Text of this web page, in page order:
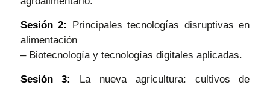
Sesión 2: Principales tecnologías disruptivas en
alimentación
– Biotecnología y tecnologías digitales aplicadas.
Sesión 3: La nueva agricultura: cultivos de